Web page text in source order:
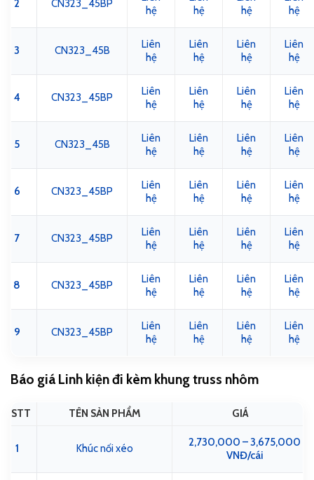
2 CN323_45BP
hệ
hệ
hệ
hệ
3 CN323_45B
Liên
hệ
Liên
hệ
Liên
hệ
Liên
hệ
4 CN323_45BP
Liên
hệ
Liên
hệ
Liên
hệ
Liên
hệ
5 CN323_45B
Liên
hệ
Liên
hệ
Liên
hệ
Liên
hệ
6 CN323_45BP
Liên
hệ
Liên
hệ
Liên
hệ
Liên
hệ
7 CN323_45BP
Liên
hệ
Liên
hệ
Liên
hệ
Liên
hệ
8 CN323_45BP
Liên
hệ
Liên
hệ
Liên
hệ
Liên
hệ
9 CN323_45BP
Liên
hệ
Liên
hệ
Liên
hệ
Liên
hệ
Báo giá Linh kiện đi kèm khung truss nhôm
STT TÊN SẢN PHẨM GIÁ
1 Khúc nối xéo
2,730,000 – 3,675,000
VNĐ/cái